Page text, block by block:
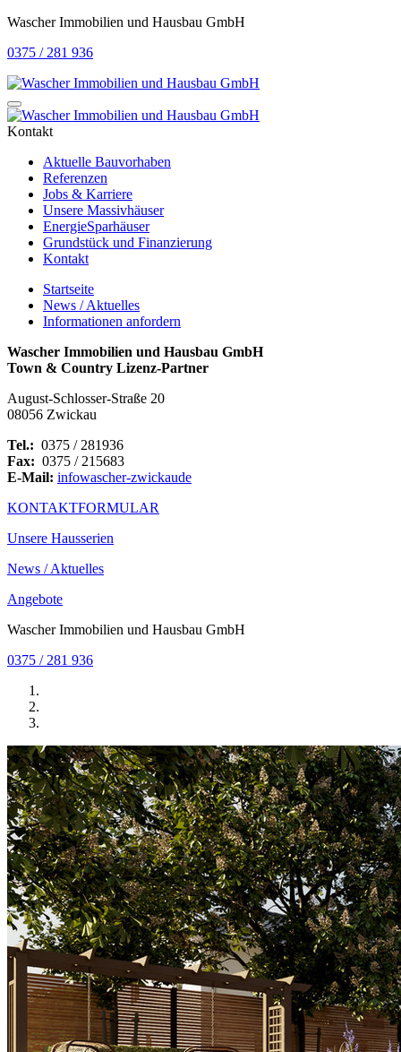
Wascher Immobilien und Hausbau GmbH
0375 / 281 936
Kontakt
Aktuelle Bauvorhaben
Referenzen
Jobs & Karriere
Unsere Massivhäuser
EnergieSparhäuser
Grundstück und Finanzierung
Kontakt
Startseite
News / Aktuelles
Informationen anfordern
Wascher Immobilien und Hausbau GmbH
Town & Country Lizenz-Partner
August-Schlosser-Straße 20
08056 Zwickau
Tel.: 0375 / 281936
Fax: 0375 / 215683
E-Mail: infowascher-zwickaude
KONTAKTFORMULAR
Unsere Hausserien
News / Aktuelles
Angebote
Wascher Immobilien und Hausbau GmbH
0375 / 281 936